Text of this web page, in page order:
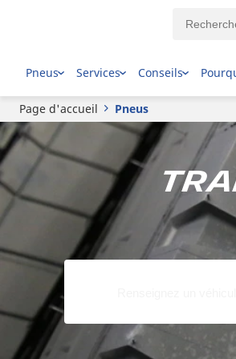
Pneus Services Conseils
Page d'accueil Pneus